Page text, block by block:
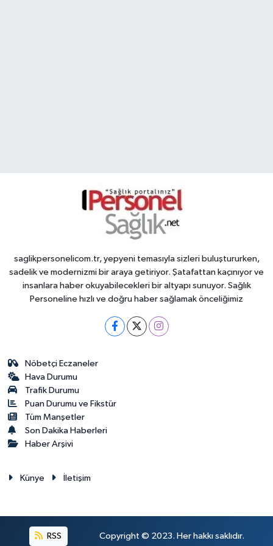
saglikpersonelicom.tr, yepyeni temasıyla sizleri buluştururken,
sadelik ve modernizmi bir araya getiriyor. Şatafattan kaçınıyor ve
insanlara haber okuyabilecekleri bir altyapı sunuyor. Sağlık
Personeline hızlı ve doğru haber sağlamak önceliğimiz
Nöbetçi Eczaneler
Hava Durumu
Trafik Durumu
Puan Durumu ve Fikstür
Tüm Manşetler
Son Dakika Haberleri
Haber Arşivi
Künye İletişim
RSS Copyright © 2023. Her hakkı saklıdır.